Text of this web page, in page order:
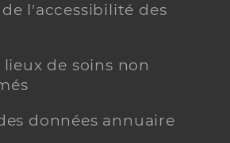
l'accessibilité des
lieux de soins non
données annuaire